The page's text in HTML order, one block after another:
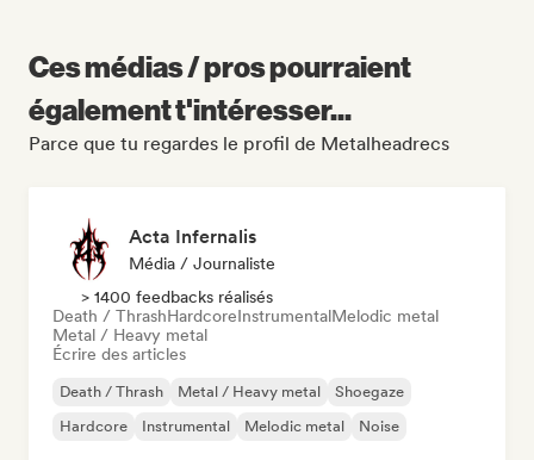
Ces médias / pros pourraient
également t'intéresser...
Parce que tu regardes le profil de Metalheadrecs
Acta Infernalis
Média / Journaliste
> 1400 feedbacks réalisés
Death / ThrashHardcoreInstrumentalMelodic metal
Metal / Heavy metal
Écrire des articles
Death / Thrash Metal / Heavy metal
Shoegaze
Hardcore
Instrumental Melodic metal Noise